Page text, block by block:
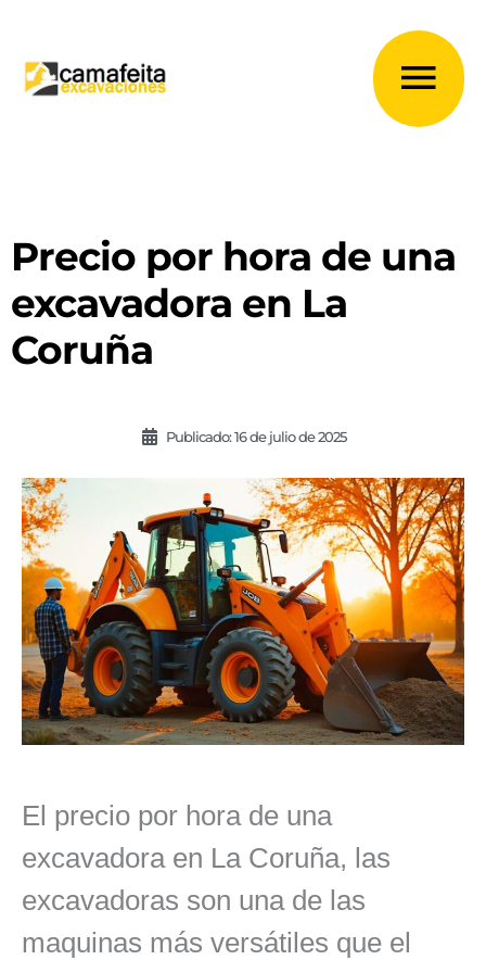
contenido
Precio por hora de una
excavadora en La
Coruña
Publicado:16 de julio de 2025
El precio por hora de una
excavadora en La Coruña, las
excavadoras son una de las
maquinas más versátiles que el